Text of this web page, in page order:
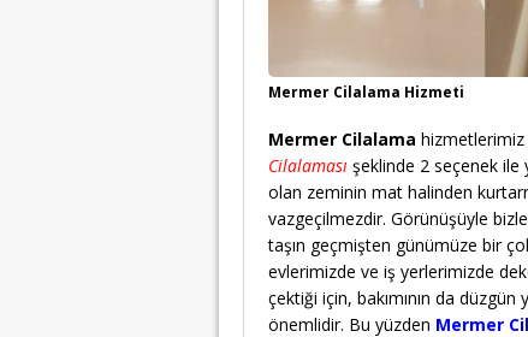
Mermer Cilalama Hizmeti
Mermer Cilalama hizmetlerimiz
Cilalaması şeklinde 2 seçenek ile
olan zeminin mat halinden
vazgeçilmezdir. Görünüşüyle
taşın geçmişten günümüze bir
evlerimizde ve iş yerlerimizde
çektiği için, bakımının da
önemlidir. Bu yüzden Mermer